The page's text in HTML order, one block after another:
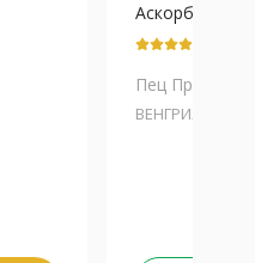
Пец
ВЕНГРИЯ